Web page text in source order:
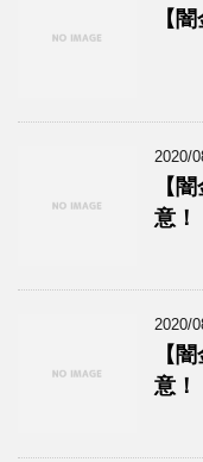
【
2020/
【
意！
2020/
【
意！